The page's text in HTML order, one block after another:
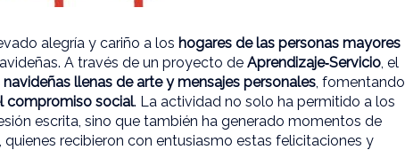
alegría y cariño a los hogares de las personas mayores
A través de un proyecto deAprendizaje‑Servicio, el
llenas de arte y mensajes personales, fomentando
compromiso social. La actividad no solo ha permitido a los
escrita, sino que también ha generado momentos de
recibieron con entusiasmo estas felicitaciones y